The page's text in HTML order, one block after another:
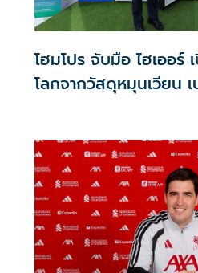
โฮมโปร จับมือ ไฮเออร์
โลกจากวัสดุหมุนเวียน